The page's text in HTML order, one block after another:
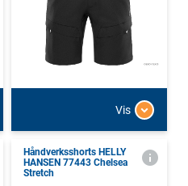
Vis
Håndverksshorts HELLY
HANSEN 77443 Chelsea
Stretch